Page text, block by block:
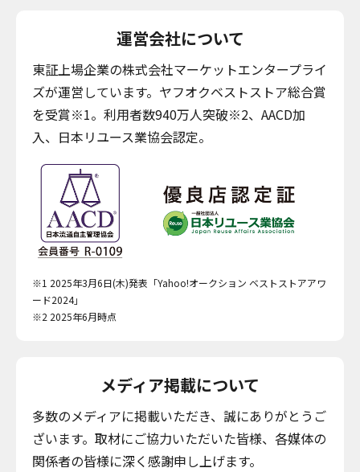
運営会社について
東証上場企業の株式会社マーケットエンタープライ
ズが運営しています。ヤフオクベストストア総合賞
を受賞※1。利用者数940万人突破※2、AACD加
入、日本リユース業協会認定。
※1 2025年3月6日(木)発表「Yahoo!オークション ベストストアアワ
ード2024」
※2 2025年6月時点
メディア掲載について
多数のメディアに掲載いただき、誠にありがとうご
ざいます。取材にご協力いただいた皆様、各媒体の
関係者の皆様に深く感謝申し上げます。